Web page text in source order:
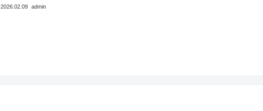
2026.02.09 admin